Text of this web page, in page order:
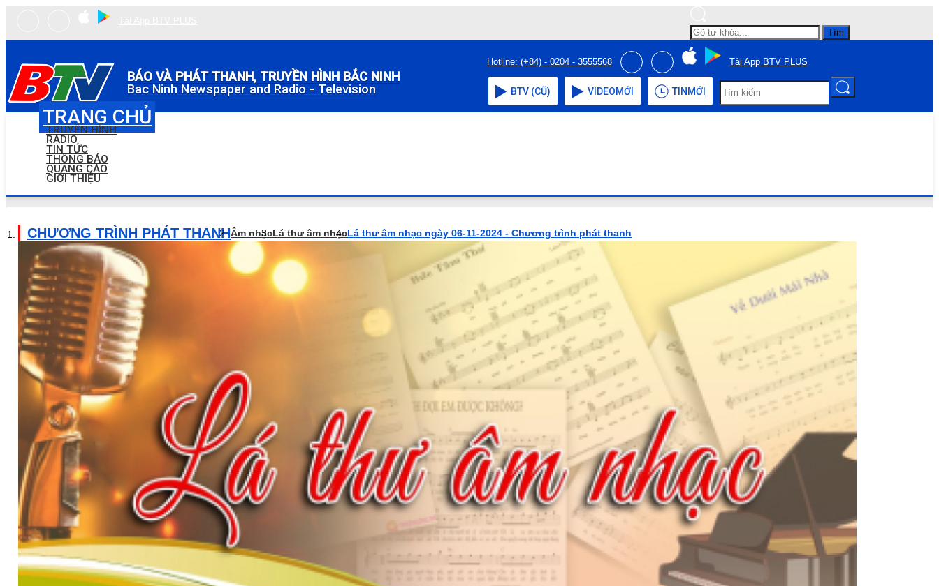
Tìm
BÁO VÀ PHÁT THANH, TRUYỀN HÌNH BẮC NINH
Bac Ninh Newspaper and Radio - Television
Hotline: (+84) - 0204 - 3555568 Tải App BTV PLUS
BTV (CŨ) VIDEOMỚI TIN MỚI
TRANG CHỦ
TRUYỀN HÌNH
RADIO
TIN TỨC
THÔNG BÁO
QUẢNG CÁO
GIỚI THIỆU
CHƯƠNG TRÌNH PHÁT THANHÂm nhạcLá thư âm nhạcLá thư âm nhạc ngày 06-11-2024 - Chương trình phát thanh